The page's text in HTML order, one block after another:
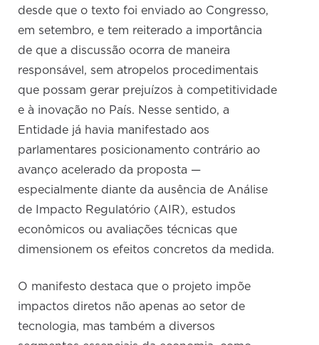
desde que o texto foi enviado ao Congresso,
em setembro, e tem reiterado a importância
de que a discussão ocorra de maneira
responsável, sem atropelos procedimentais
que possam gerar prejuízos à competitividade
e à inovação no País. Nesse sentido, a
Entidade já havia manifestado aos
parlamentares posicionamento contrário ao
avanço acelerado da proposta —
especialmente diante da ausência de Análise
de Impacto Regulatório (AIR), estudos
econômicos ou avaliações técnicas que
dimensionem os efeitos concretos da medida.
O manifesto destaca que o projeto impõe
impactos diretos não apenas ao setor de
tecnologia, mas também a diversos